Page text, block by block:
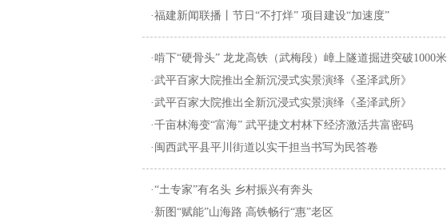
·福建新闻联播丨节日“不打烊” 项目建设“加速度”
·啃下“硬骨头” 龙龙高铁（武梅段）嶂上隧道掘进突破1000米
·武平百家大院推出全新沉浸式实景演绎《圣泽武所》
·武平百家大院推出全新沉浸式实景演绎《圣泽武所》
·千亩林海变“富海” 武平捷文村林下经济激活共富密码
·闽西武平县平川街道以实干担当书写为民答卷
·“土专家”有名头 乡村振兴有奔头
·新图“赋能”山海路 高铁畅行“惠”老区